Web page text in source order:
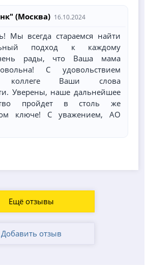
(Москва) 16.10.2024
Мы всегда стараемся найти
подход к каждому
рады, что Ваша мама
С удовольствием
коллеге Ваши слова
Уверены, наше дальнейшее
пройдет в столь же
ключе! С уважением, АО
Ещё отзывы
Добавить отзыв